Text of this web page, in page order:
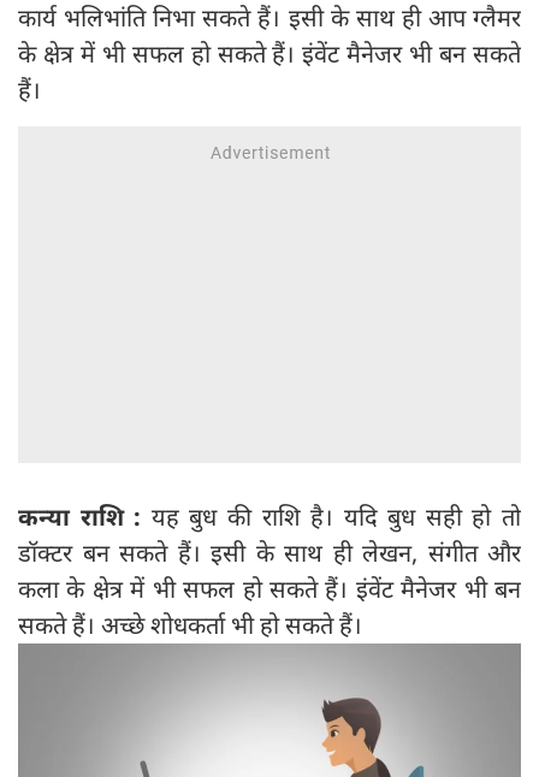
कार्य भलिभांति निभा सकते हैं। इसी के साथ ही आप ग्लैमर
के क्षेत्र में भी सफल हो सकते हैं। इंवेंट मैनेजर भी बन सकते
हैं।
कन्या राशि : यह बुध की राशि है। यदि बुध सही हो तो
डॉक्टर बन सकते हैं। इसी के साथ ही लेखन, संगीत और
कला के क्षेत्र में भी सफल हो सकते हैं। इंवेंट मैनेजर भी बन
सकते हैं। अच्छे शोधकर्ता भी हो सकते हैं।